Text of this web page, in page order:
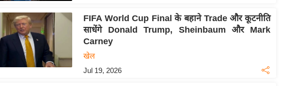
FIFA World Cup Final के बहाने Trade और कूटनीति
साधेंगे Donald Trump, Sheinbaum और Mark
Carney
खेल
Jul 19, 2026